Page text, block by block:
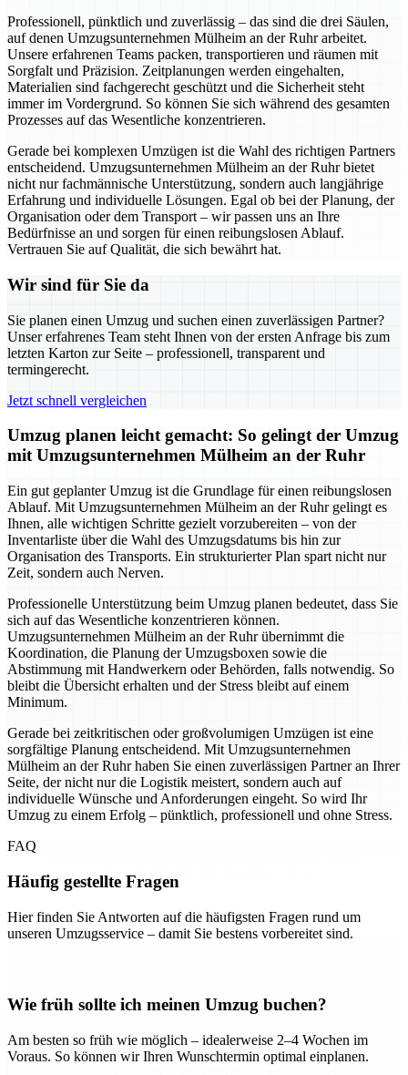
Professionell, pünktlich und zuverlässig – das sind die drei Säulen,
auf denen Umzugsunternehmen Mülheim an der Ruhr arbeitet.
Unsere erfahrenen Teams packen, transportieren und räumen mit
Sorgfalt und Präzision. Zeitplanungen werden eingehalten,
Materialien sind fachgerecht geschützt und die Sicherheit steht
immer im Vordergrund. So können Sie sich während des gesamten
Prozesses auf das Wesentliche konzentrieren.
Gerade bei komplexen Umzügen ist die Wahl des richtigen Partners
entscheidend. Umzugsunternehmen Mülheim an der Ruhr bietet
nicht nur fachmännische Unterstützung, sondern auch langjährige
Erfahrung und individuelle Lösungen. Egal ob bei der Planung, der
Organisation oder dem Transport – wir passen uns an Ihre
Bedürfnisse an und sorgen für einen reibungslosen Ablauf.
Vertrauen Sie auf Qualität, die sich bewährt hat.
Wir sind für Sie da
Sie planen einen Umzug und suchen einen zuverlässigen Partner?
Unser erfahrenes Team steht Ihnen von der ersten Anfrage bis zum
letzten Karton zur Seite – professionell, transparent und
termingerecht.
Jetzt schnell vergleichen
Umzug planen leicht gemacht: So gelingt der Umzug
mit Umzugsunternehmen Mülheim an der Ruhr
Ein gut geplanter Umzug ist die Grundlage für einen reibungslosen
Ablauf. Mit Umzugsunternehmen Mülheim an der Ruhr gelingt es
Ihnen, alle wichtigen Schritte gezielt vorzubereiten – von der
Inventarliste über die Wahl des Umzugsdatums bis hin zur
Organisation des Transports. Ein strukturierter Plan spart nicht nur
Zeit, sondern auch Nerven.
Professionelle Unterstützung beim Umzug planen bedeutet, dass Sie
sich auf das Wesentliche konzentrieren können.
Umzugsunternehmen Mülheim an der Ruhr übernimmt die
Koordination, die Planung der Umzugsboxen sowie die
Abstimmung mit Handwerkern oder Behörden, falls notwendig. So
bleibt die Übersicht erhalten und der Stress bleibt auf einem
Minimum.
Gerade bei zeitkritischen oder großvolumigen Umzügen ist eine
sorgfältige Planung entscheidend. Mit Umzugsunternehmen
Mülheim an der Ruhr haben Sie einen zuverlässigen Partner an Ihrer
Seite, der nicht nur die Logistik meistert, sondern auch auf
individuelle Wünsche und Anforderungen eingeht. So wird Ihr
Umzug zu einem Erfolg – pünktlich, professionell und ohne Stress.
FAQ
Häufig gestellte Fragen
Hier finden Sie Antworten auf die häufigsten Fragen rund um
unseren Umzugsservice – damit Sie bestens vorbereitet sind.
Wie früh sollte ich meinen Umzug buchen?
Am besten so früh wie möglich – idealerweise 2–4 Wochen im
Voraus. So können wir Ihren Wunschtermin optimal einplanen.